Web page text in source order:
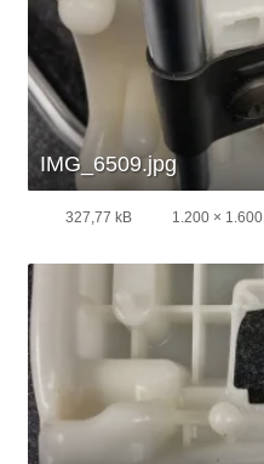
IMG_6509.jpg
327,77 kB 1.200 × 1.600